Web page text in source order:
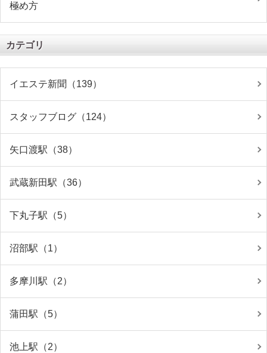
極め方
カテゴリ
イエステ新聞（139）
スタッフブログ（124）
矢口渡駅（38）
武蔵新田駅（36）
下丸子駅（5）
沼部駅（1）
多摩川駅（2）
蒲田駅（5）
池上駅（2）